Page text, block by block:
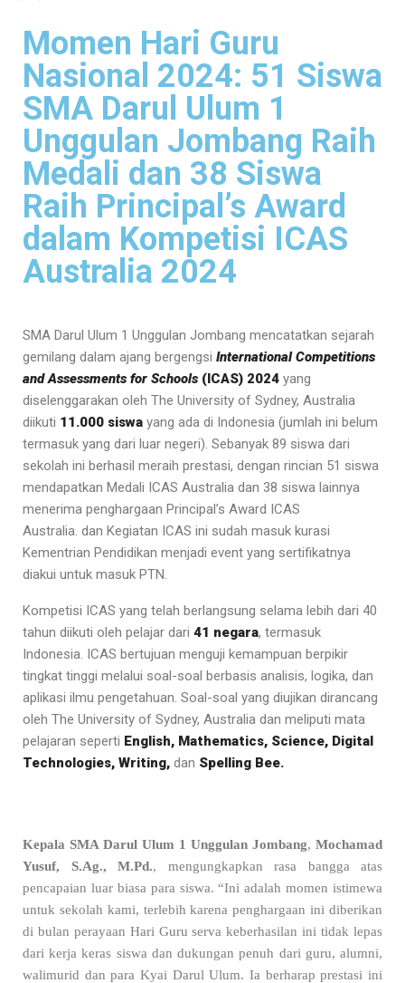
Momen Hari Guru
Nasional 2024: 51 Siswa
SMA Darul Ulum 1
Unggulan Jombang Raih
Medali dan 38 Siswa
Raih Principal’s Award
dalam Kompetisi ICAS
Australia 2024
SMA Darul Ulum 1 Unggulan Jombang mencatatkan sejarah
gemilang dalam ajang bergengsi International Competitions
and Assessments for Schools(ICAS) 2024 yang
diselenggarakan oleh The University of Sydney, Australia
diikuti 11.000 siswa yang ada di Indonesia (jumlah ini belum
termasuk yang dari luar negeri). Sebanyak 89 siswa dari
sekolah ini berhasil meraih prestasi, dengan rincian 51 siswa
mendapatkan Medali ICAS Australia dan 38 siswa lainnya
menerima penghargaan Principal’s Award ICAS
Australia. dan Kegiatan ICAS ini sudah masuk kurasi
Kementrian Pendidikan menjadi event yang sertifikatnya
diakui untuk masuk PTN.
Kompetisi ICAS yang telah berlangsung selama lebih dari 40
tahun diikuti oleh pelajar dari 41 negara, termasuk
Indonesia. ICAS bertujuan menguji kemampuan berpikir
tingkat tinggi melalui soal-soal berbasis analisis, logika, dan
aplikasi ilmu pengetahuan. Soal-soal yang diujikan dirancang
oleh The University of Sydney, Australia dan meliputi mata
pelajaran seperti English, Mathematics, Science, Digital
Technologies, Writing, dan Spelling Bee.
Kepala SMA Darul Ulum 1 Unggulan Jombang, Mochamad
Yusuf, S.Ag., M.Pd., mengungkapkan rasa bangga atas
pencapaian luar biasa para siswa. “Ini adalah momen istimewa
untuk sekolah kami, terlebih karena penghargaan ini diberikan
di bulan perayaan Hari Guru serva keberhasilan ini tidak lepas
dari kerja keras siswa dan dukungan penuh dari guru, alumni,
walimurid dan para Kyai Darul Ulum. Ia berharap prestasi ini